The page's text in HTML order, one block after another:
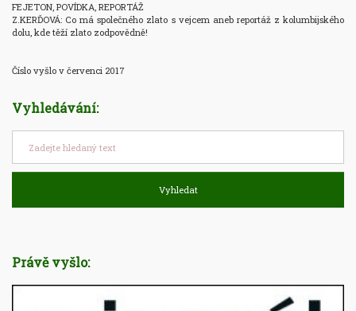
FEJETON, POVÍDKA, REPORTÁŽ
Z.KERĎOVÁ: Co má společného zlato s vejcem aneb reportáž z kolumbijského
dolu, kde těží zlato zodpovědně!
Číslo vyšlo v červenci 2017
Vyhledávání:
Vyhledat
Právě vyšlo: